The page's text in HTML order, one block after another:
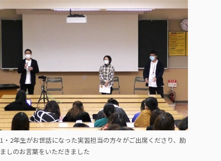
1・2年生がお世話になった実習担当の方々がご出席くださり、励
ましのお言葉をいただきました